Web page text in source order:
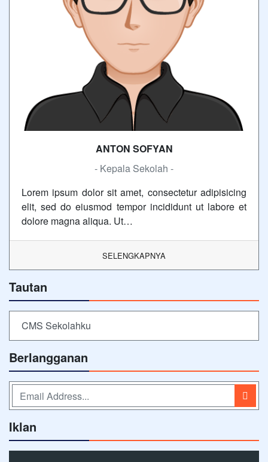
ANTON SOFYAN
- Kepala Sekolah -
Lorem ipsum dolor sit amet, consectetur adipisicing
elit, sed do eiusmod tempor incididunt ut labore et
dolore magna aliqua. Ut…
SELENGKAPNYA
Tautan
CMS Sekolahku
Berlangganan
Iklan